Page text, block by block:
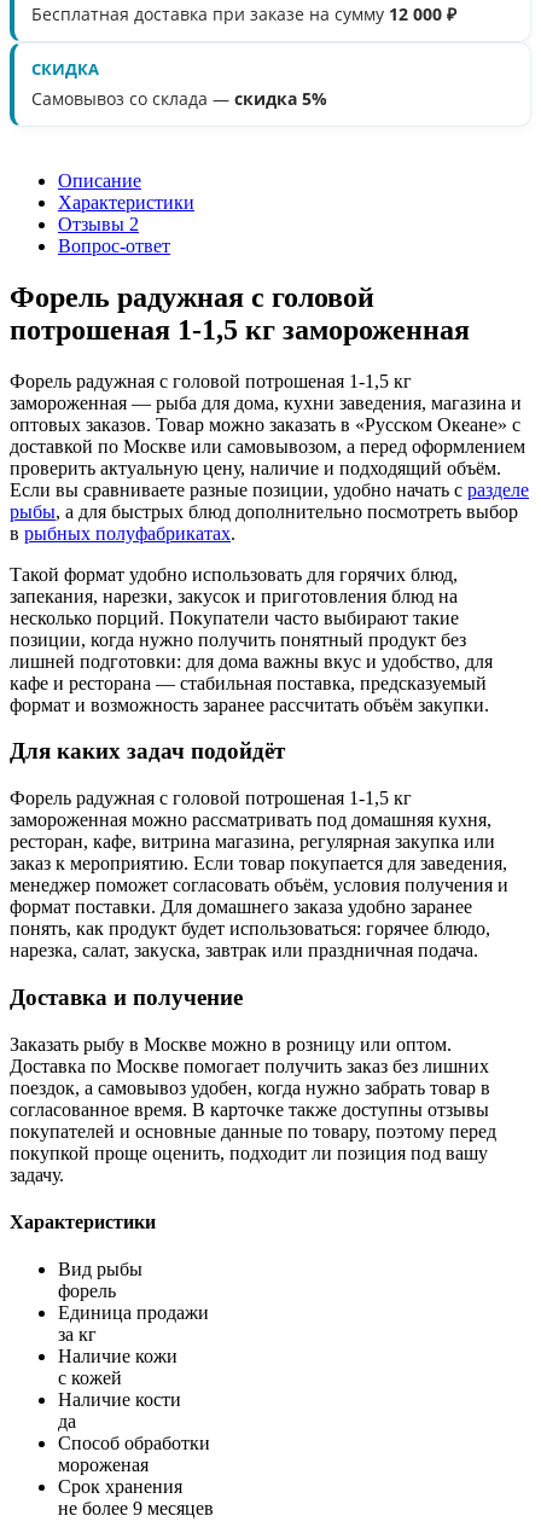
Бесплатная доставка при заказе на сумму 12 000 ₽
СКИДКА
Самовывоз со склада — скидка 5%
Описание
Характеристики
Отзывы 2
Вопрос-ответ
Форель радужная с головой
потрошеная 1-1,5 кг замороженная
Форель радужная с головой потрошеная 1-1,5 кг
замороженная — рыба для дома, кухни заведения, магазина и
оптовых заказов. Товар можно заказать в «Русском Океане» с
доставкой по Москве или самовывозом, а перед оформлением
проверить актуальную цену, наличие и подходящий объём.
Если вы сравниваете разные позиции, удобно начать с разделе
рыбы, а для быстрых блюд дополнительно посмотреть выбор
в рыбных полуфабрикатах.
Такой формат удобно использовать для горячих блюд,
запекания, нарезки, закусок и приготовления блюд на
несколько порций. Покупатели часто выбирают такие
позиции, когда нужно получить понятный продукт без
лишней подготовки: для дома важны вкус и удобство, для
кафе и ресторана — стабильная поставка, предсказуемый
формат и возможность заранее рассчитать объём закупки.
Для каких задач подойдёт
Форель радужная с головой потрошеная 1-1,5 кг
замороженная можно рассматривать под домашняя кухня,
ресторан, кафе, витрина магазина, регулярная закупка или
заказ к мероприятию. Если товар покупается для заведения,
менеджер поможет согласовать объём, условия получения и
формат поставки. Для домашнего заказа удобно заранее
понять, как продукт будет использоваться: горячее блюдо,
нарезка, салат, закуска, завтрак или праздничная подача.
Доставка и получение
Заказать рыбу в Москве можно в розницу или оптом.
Доставка по Москве помогает получить заказ без лишних
поездок, а самовывоз удобен, когда нужно забрать товар в
согласованное время. В карточке также доступны отзывы
покупателей и основные данные по товару, поэтому перед
покупкой проще оценить, подходит ли позиция под вашу
задачу.
Характеристики
Вид рыбы
форель
Единица продажи
за кг
Наличие кожи
с кожей
Наличие кости
да
Способ обработки
мороженая
Срок хранения
не более 9 месяцев